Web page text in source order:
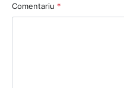
Comentariu *